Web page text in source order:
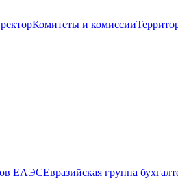
Комитеты и комиссии
ЕАЭСЕвразийская группа